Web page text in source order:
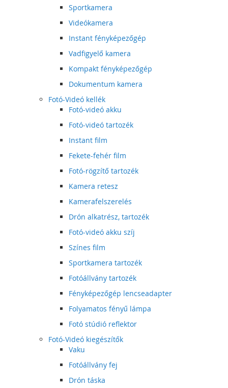
Sportkamera
Videókamera
Instant fényképezőgép
Vadfigyelő kamera
Kompakt fényképezőgép
Dokumentum kamera
Fotó-Videó kellék
Fotó-videó akku
Fotó-videó tartozék
Instant film
Fekete-fehér film
Fotó-rögzítő tartozék
Kamera retesz
Kamerafelszerelés
Drón alkatrész, tartozék
Fotó-videó akku szíj
Színes film
Sportkamera tartozék
Fotóállvány tartozék
Fényképezőgép lencseadapter
Folyamatos fényű lámpa
Fotó stúdió reflektor
Fotó-Videó kiegészítők
Vaku
Fotóállvány fej
Drón táska